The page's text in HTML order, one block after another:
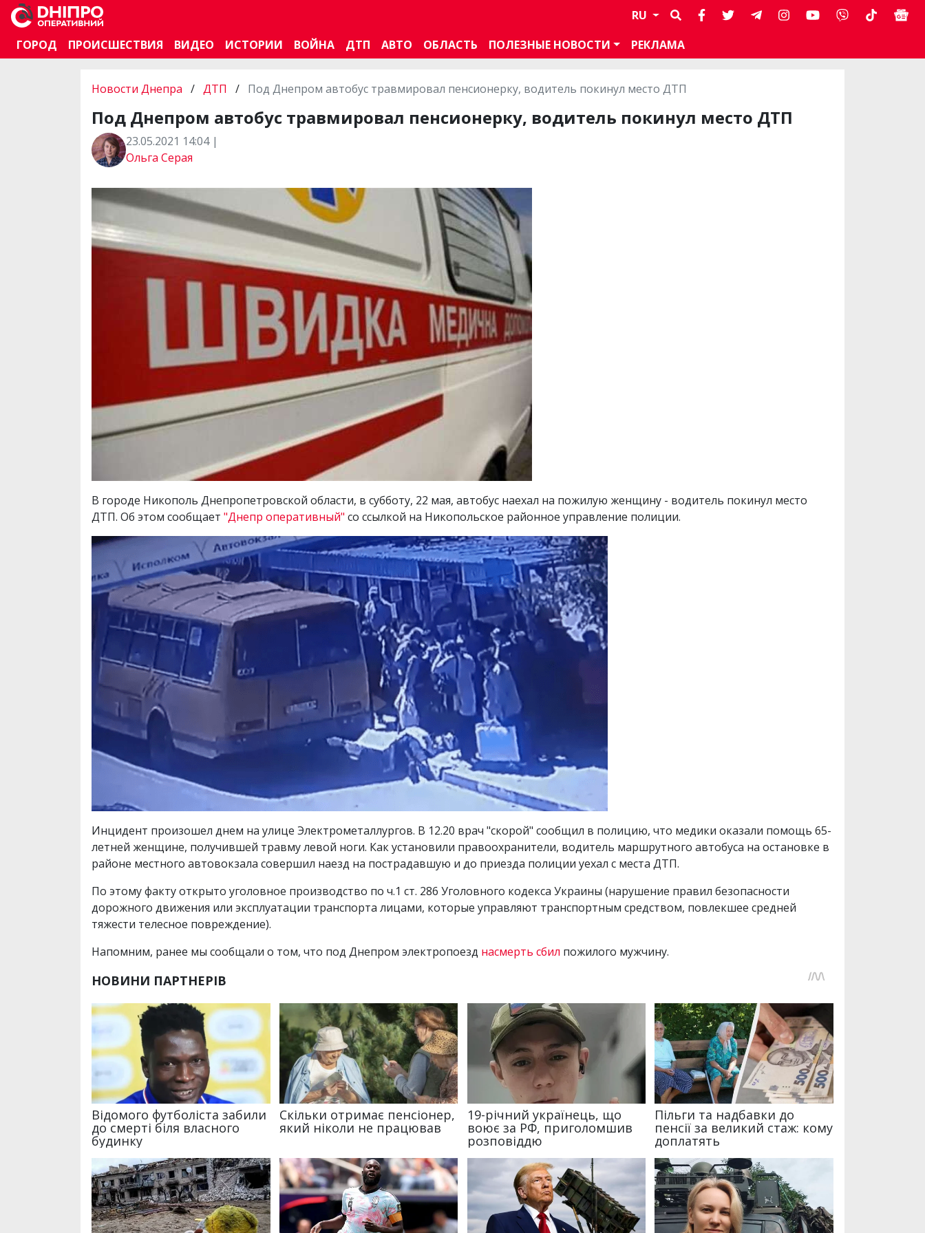
RU
ГОРОД
ПРОИСШЕСТВИЯ ВИДЕО ИСТОРИИ ВОЙНА ДТП АВТО ОБЛАСТЬ ПОЛЕЗНЫЕ НОВОСТИ РЕКЛАМА
Новости Днепра / ДТП / Под Днепром автобус травмировал пенсионерку, водитель покинул место ДТП
Под Днепром автобус травмировал пенсионерку, водитель покинул место ДТП
23.05.2021 14:04 |
Ольга Серая
В городе Никополь Днепропетровской области, в субботу, 22 мая, автобус наехал на пожилую женщину - водитель покинул место
ДТП. Об этом сообщает "Днепр оперативный" со ссылкой на Никопольское районное управление полиции.
Инцидент произошел днем на улице Электрометаллургов. В 12.20 врач "скорой" сообщил в полицию, что медики оказали помощь 65-
летней женщине, получившей травму левой ноги. Как установили правоохранители, водитель маршрутного автобуса на остановке в
районе местного автовокзала совершил наезд на пострадавшую и до приезда полиции уехал с места ДТП.
По этому факту открыто уголовное производство по ч.1 ст. 286 Уголовного кодекса Украины (нарушение правил безопасности
дорожного движения или эксплуатации транспорта лицами, которые управляют транспортным средством, повлекшее средней
тяжести телесное повреждение).
Напомним, ранее мы сообщали о том, что под Днепром электропоезд насмерть сбил пожилого мужчину.